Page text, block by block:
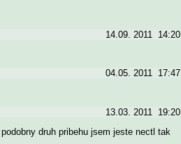
14.09. 2011 14:20
04.05. 2011 17:47
13.03. 2011 19:20
druh pribehu jsem jeste nectl tak